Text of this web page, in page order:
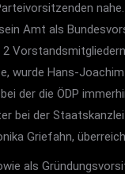
nahe.
Amt als
wurde Hans-
der die ÖDP
bei der
Griefahn,
als